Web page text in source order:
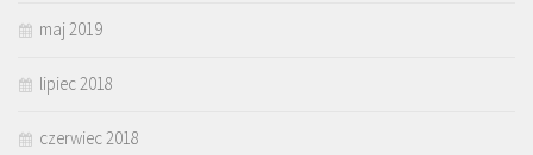
maj 2019
lipiec 2018
czerwiec 2018